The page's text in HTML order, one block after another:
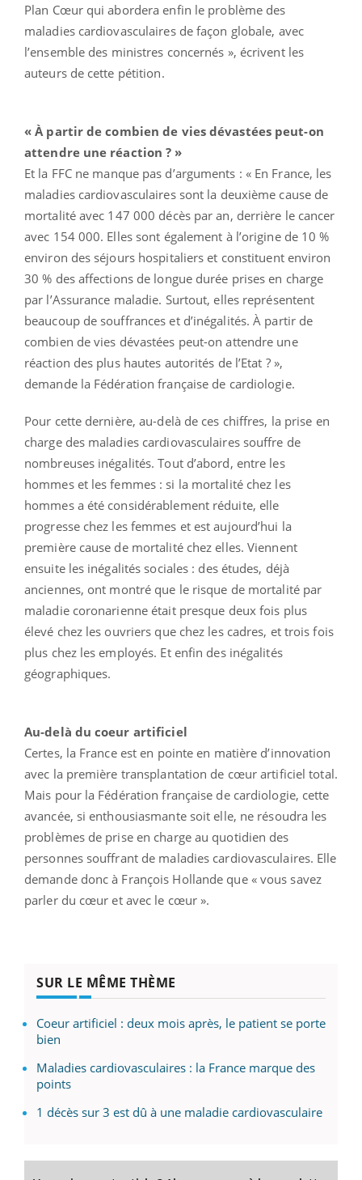
Plan Cœur qui abordera enfin le problème des
maladies cardiovasculaires de façon globale, avec
l’ensemble des ministres concernés », écrivent les
auteurs de cette pétition.
« À partir de combien de vies dévastées peut-on
attendre une réaction ? »
Et la FFC ne manque pas d’arguments : « En France, les
maladies cardiovasculaires sont la deuxième cause de
mortalité avec 147 000 décès par an, derrière le cancer
avec 154 000. Elles sont également à l’origine de 10 %
environ des séjours hospitaliers et constituent environ
30 % des affections de longue durée prises en charge
par l’Assurance maladie. Surtout, elles représentent
beaucoup de souffrances et d’inégalités. À partir de
combien de vies dévastées peut-on attendre une
réaction des plus hautes autorités de l’Etat ? »,
demande la Fédération française de cardiologie.
Pour cette dernière, au-delà de ces chiffres, la prise en
charge des maladies cardiovasculaires souffre de
nombreuses inégalités. Tout d’abord, entre les
hommes et les femmes : si la mortalité chez les
hommes a été considérablement réduite, elle
progresse chez les femmes et est aujourd’hui la
première cause de mortalité chez elles. Viennent
ensuite les inégalités sociales : des études, déjà
anciennes, ont montré que le risque de mortalité par
maladie coronarienne était presque deux fois plus
élevé chez les ouvriers que chez les cadres, et trois fois
plus chez les employés. Et enfin des inégalités
géographiques.
Au-delà du coeur artificiel
Certes, la France est en pointe en matière d’innovation
avec la première transplantation de cœur artificiel total.
Mais pour la Fédération française de cardiologie, cette
avancée, si enthousiasmante soit elle, ne résoudra les
problèmes de prise en charge au quotidien des
personnes souffrant de maladies cardiovasculaires. Elle
demande donc à François Hollande que « vous savez
parler du cœur et avec le cœur ».
SUR LE MÊME THÈME
Coeur artificiel : deux mois après, le patient se porte
bien
Maladies cardiovasculaires : la France marque des
points
1 décès sur 3 est dû à une maladie cardiovasculaire